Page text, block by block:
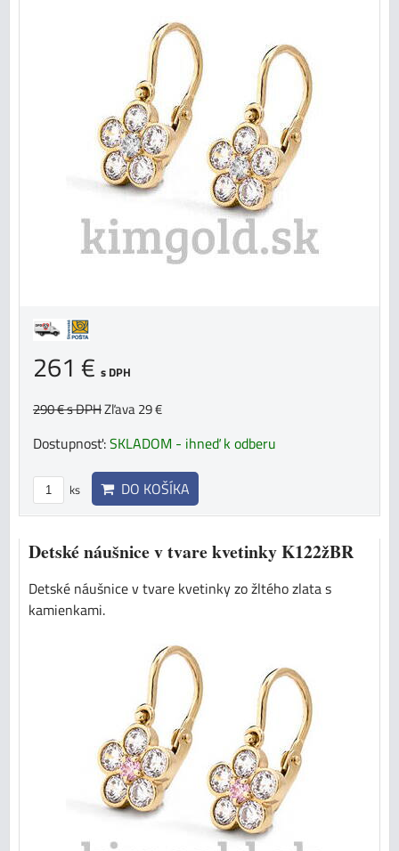
261 € s DPH
290 €s DPHZľava 29 €
Dostupnosť:SKLADOM - ihneď k odberu
ks DO KOŠÍKA
Detské náušnice v tvare kvetinky K122žBR
Detské náušnice v tvare kvetinky zo žltého zlata s
kamienkami.